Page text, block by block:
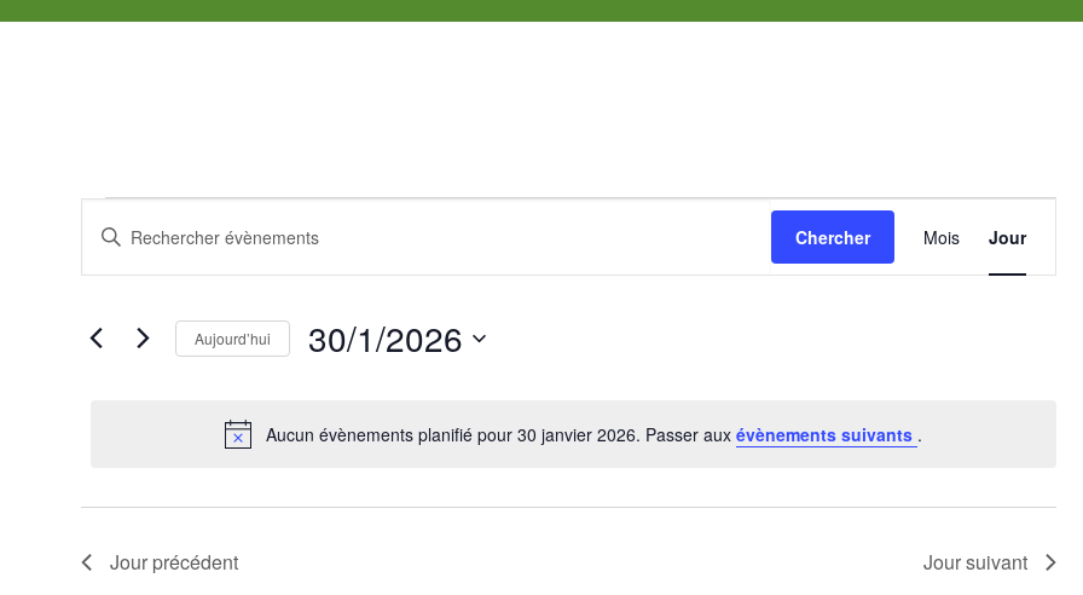
Évènements
for
30
2026
Notice
Aucun évènements planifié pour 30 janvier 2026. Passer aux évènements suivants .
Recherche
et
navigation
Évènements
Saisir
Évènements
Chercher
de
Mois Jour
Aujourd’hui 30/1/2026
date.
Jour précédent Jour suivant